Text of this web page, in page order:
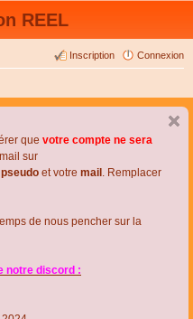
REEL
Connexion
Inscription
que votre compte ne sera
sur
pseudo et votre mail . Remplacer
de nous pencher sur la
notre discord :